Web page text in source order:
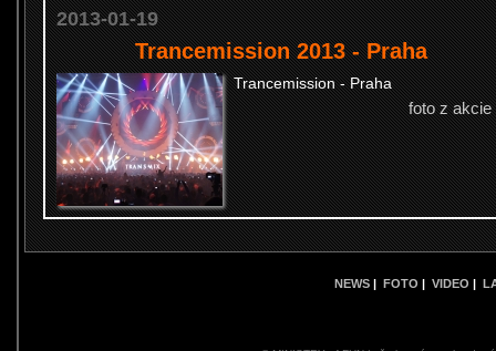
2013-01-19
Trancemission 2013 - Praha
Trancemission - Praha
foto z akcie
NEWS | FOTO | VIDEO |